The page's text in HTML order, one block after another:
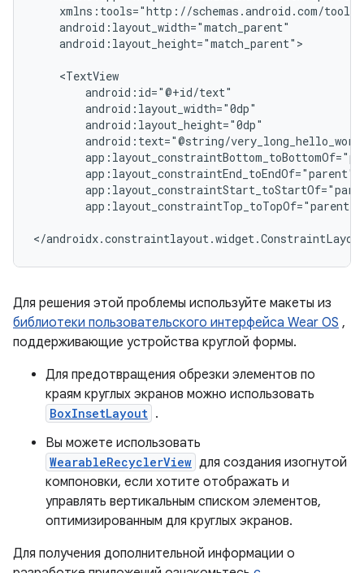
android:layout_height="match_parent">
app:layout_constraintTop_toTopOf="parent"
</
Для решения этой проблемы используйте макеты из
библиотеки пользовательского интерфейса Wear OS ,
поддерживающие устройства круглой формы.
Для предотвращения обрезки элементов по
краям круглых экранов можно использовать
BoxInsetLayout .
Вы можете использовать
WearableRecyclerView для создания изогнутой
компоновки, если хотите отображать и
управлять вертикальным списком элементов,
оптимизированным для круглых экранов.
Для получения дополнительной информации о